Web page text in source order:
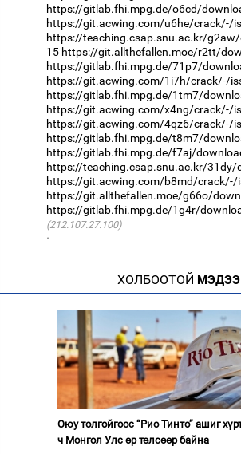
https://gitlab.fhi.mpg.de/o6cd/
https://git.acwing.com/u6he/crack/-/
https://teaching.csap.snu.ac.kr/
15 https://git.allthefallen.moe/r2tt/
https://gitlab.fhi.mpg.de/71p7/
https://git.acwing.com/1i7h/crack/-/
https://gitlab.fhi.mpg.de/1tm7/
https://git.acwing.com/x4ng/crack/-/
https://git.acwing.com/4qz6/crack/-/
https://gitlab.fhi.mpg.de/t8m7/
https://gitlab.fhi.mpg.de/f7aj/
https://teaching.csap.snu.ac.kr/31dy/
https://git.acwing.com/b8md/crack/-/
https://git.allthefallen.moe/g66o/
https://gitlab.fhi.mpg.de/1g4r/
(212.107.27.100)
·
ХОЛБООТОЙ МЭДЭЭ
Оюу толгойгоос “Рио Тинто” ашиг
ч Монгол Улс өр төлсөөр байна